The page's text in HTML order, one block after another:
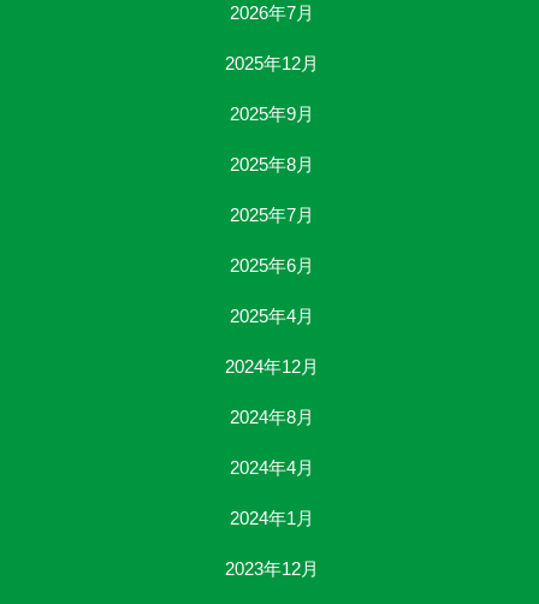
2026年7月
2025年12月
2025年9月
2025年8月
2025年7月
2025年6月
2025年4月
2024年12月
2024年8月
2024年4月
2024年1月
2023年12月